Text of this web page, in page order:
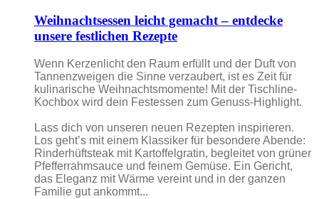
Weihnachtsessen leicht gemacht – entdecke
unsere festlichen Rezepte
Wenn Kerzenlicht den Raum erfüllt und der Duft von
Tannenzweigen die Sinne verzaubert, ist es Zeit für
kulinarische Weihnachtsmomente! Mit der Tischline-
Kochbox wird dein Festessen zum Genuss-Highlight.
Lass dich von unseren neuen Rezepten inspirieren.
Los geht’s mit einem Klassiker für besondere Abende:
Rinderhüftsteak mit Kartoffelgratin, begleitet von grüner
Pfefferrahmsauce und feinem Gemüse. Ein Gericht,
das Eleganz mit Wärme vereint und in der ganzen
Familie gut ankommt...